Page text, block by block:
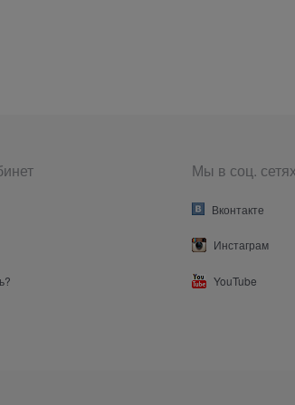
Мы в соц. сетях
Вконтакте
Инстаграм
YouTube